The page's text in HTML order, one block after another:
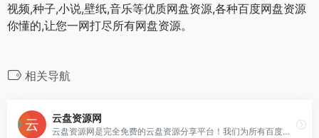
视频,种子,小说,壁纸,音乐等优质网盘资源,各种百度网盘资源
你懂的,让您一网打尽所有网盘资源。
相关导航
云盘资源网
云盘资源网是完全免费的云盘资源分享平台！我们为所有百度网盘、阿里云盘、360云盘、微云、坚果云等所有云盘用户提供服务！